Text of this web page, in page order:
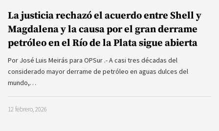
La justicia rechazó el acuerdo entre Shell y
Magdalena y la causa por el gran derrame
petróleo en el Río de la Plata sigue abierta
Por José Luis Meirás para OPSur .- A casi tres décadas del
considerado mayor derrame de petróleo en aguas dulces del
mundo,…
12 febrero, 2026